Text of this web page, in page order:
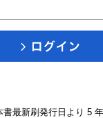
書最新刷発行日より 5